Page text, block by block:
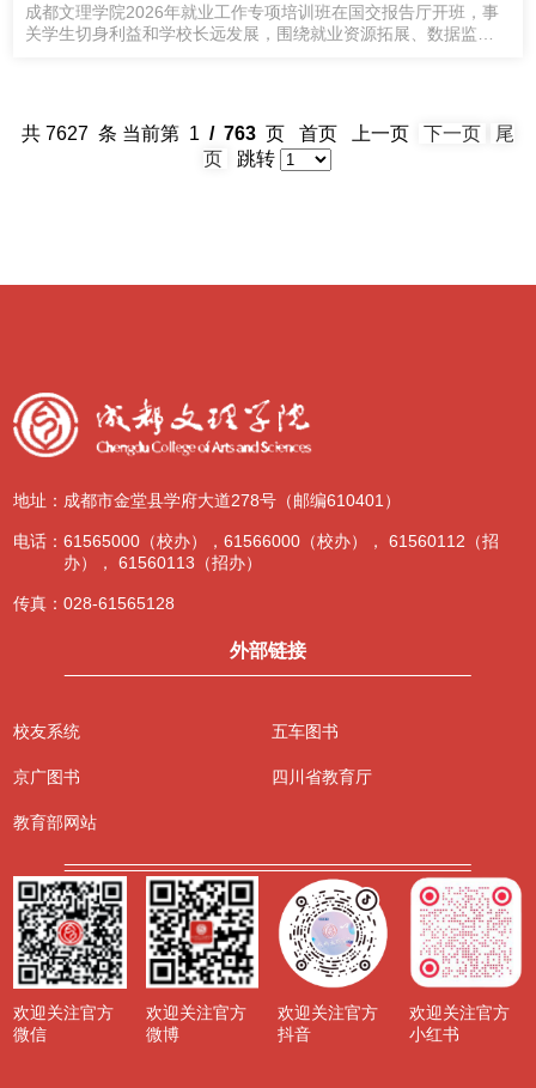
成都文理学院2026年就业工作专项培训班在国交报告厅开班，事
关学生切身利益和学校长远发展，围绕就业资源拓展、数据监测
共 7627 条 当前第 1 / 763 页 首页 上一页 下一页
尾
页
跳转
地址： 成都市金堂县学府大道278号（邮编610401）
电话：61565000（校办），61566000（校办）， 61560112（招
办）， 61560113（招办）
传真：028-61565128
外部链接
校友系统 五车图书
京广图书 四川省教育厅
教育部网站
欢迎关注官方
微信
欢迎关注官方
微博
欢迎关注官方
抖音
欢迎关注官方
小红书